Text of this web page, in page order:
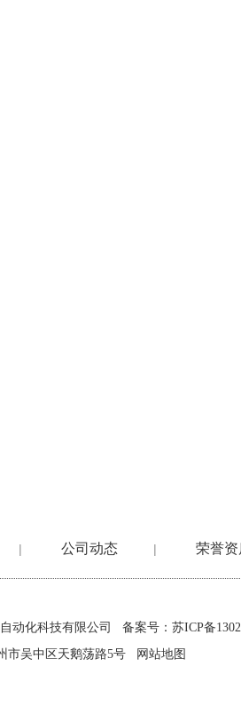
| 公司动态 | 荣誉资
动化科技有限公司 备案号：苏ICP备
市吴中区天鹅荡路5号 网站地图